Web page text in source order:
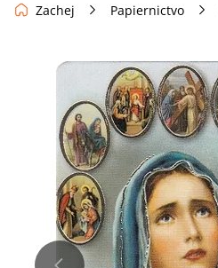
Zachej Papiernictvo